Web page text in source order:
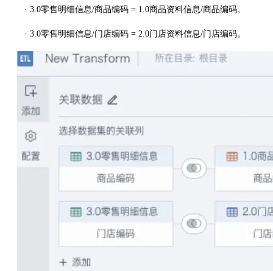
· 3.0零售明细信息/商品编码 = 1.0商品资料信息/商品编码。
· 3.0零售明细信息/门店编码 = 2.0门店资料信息/门店编码。